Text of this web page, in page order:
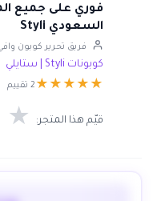
فوري على جميع
السعودي Styli
فريق تحرير كوبون
كوبونات Styli | ستايلي
★
★
★
★
★ 2 تقييم
قيّم هذا المتجر: ★